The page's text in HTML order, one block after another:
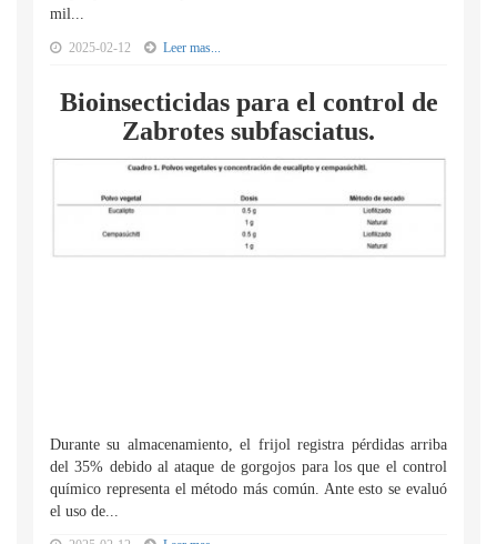
mil...
2025-02-12 Leer mas...
Bioinsecticidas para el control de
Zabrotes subfasciatus.
Durante su almacenamiento, el frijol registra pérdidas arriba
del 35% debido al ataque de gorgojos para los que el control
químico representa el método más común. Ante esto se evaluó
el uso de...